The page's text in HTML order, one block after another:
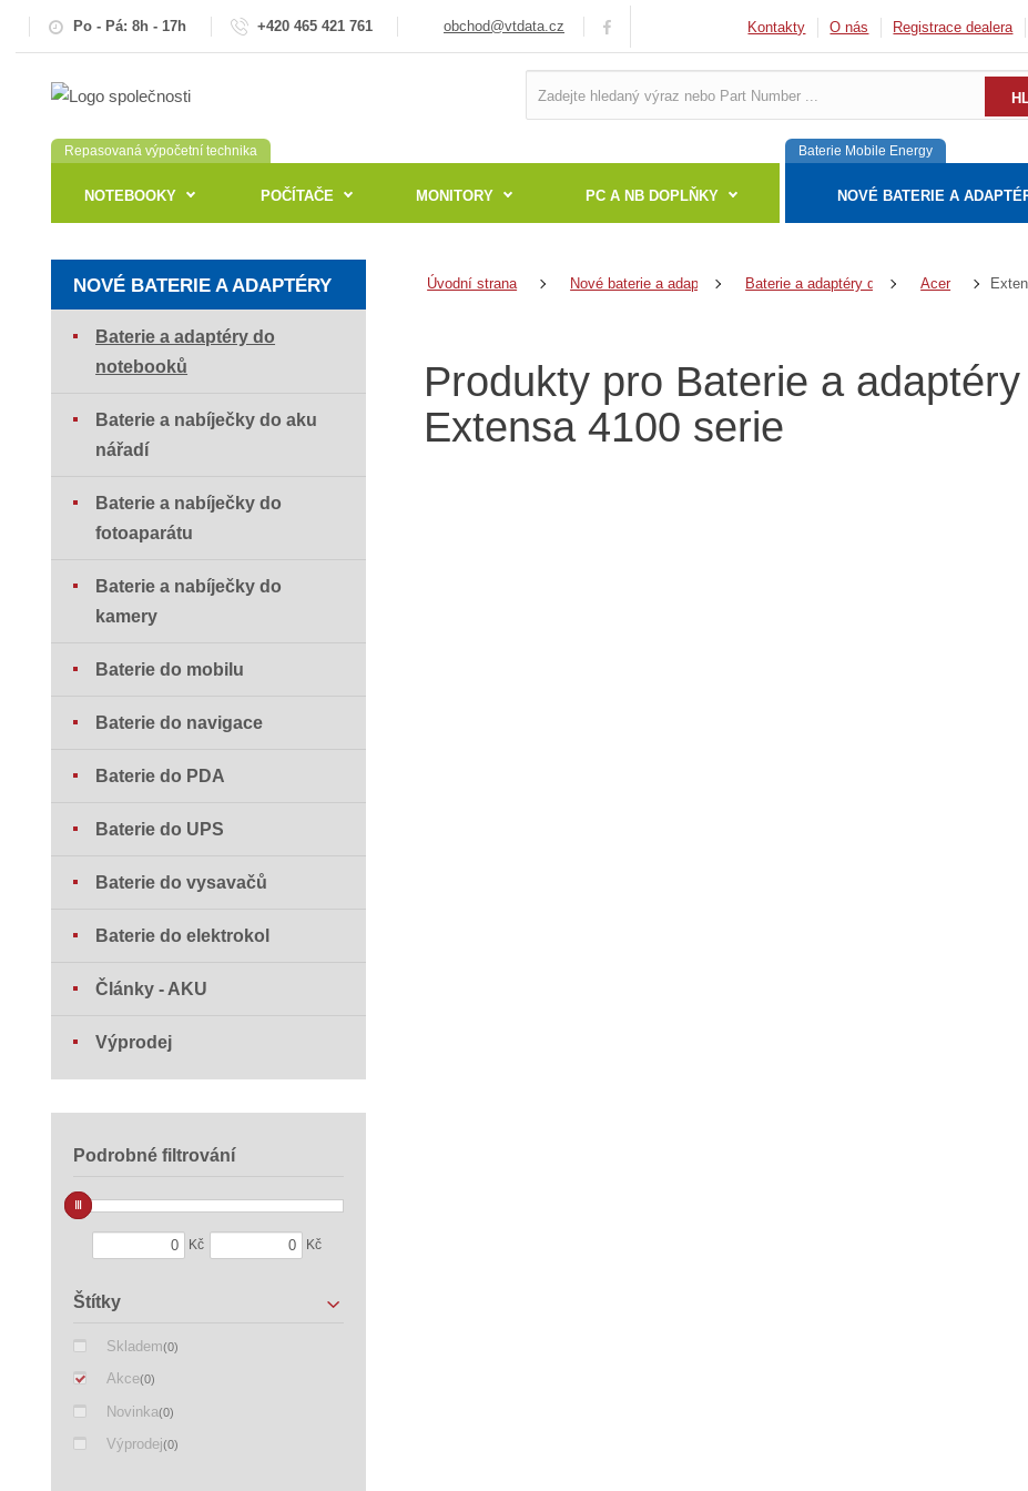
Po - Pá: 8h - 17h +420 465 421 761 obchod@vtdata.cz Kontakty O nás Registrace dealera
Repasovaná výpočetní technika
NOTEBOOKY POČÍTAČE MONITORY PC A NB DOPLŇKY
Baterie Mobile Energy
NOVÉ BATERIE A
Úvodní strana Nové baterie a adaptéry Baterie a adaptéry do notebooků
Acer
Produkty pro Baterie a
Extensa 4100 serie
NOVÉ BATERIE A ADAPTÉRY
Baterie a adaptéry do
notebooků
Baterie a nabíječky do aku
nářadí
Baterie a nabíječky do
fotoaparátu
Baterie a nabíječky do
kamery
Baterie do mobilu
Baterie do navigace
Baterie do PDA
Baterie do UPS
Baterie do vysavačů
Baterie do elektrokol
Články - AKU
Výprodej
Podrobné filtrování
Kč Kč
Štítky
Skladem(0)
Akce(0)
Novinka(0)
Výprodej(0)